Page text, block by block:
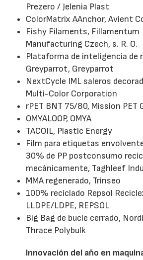
Prezero / Jelenia Plast
ColorMatrix AAnchor, Avient
Fishy Filaments, Fillamentum
Manufacturing Czech, s. R. O.
Plataforma de inteligencia de
Greyparrot, Greyparrot
NextCycle IML saleros
Multi-Color Corporation
rPET BNT 75/80, Mission PET
OMYALOOP, OMYA
TACOIL, Plastic Energy
Film para etiquetas
30% de PP postconsumo
mecánicamente, Taghleef
MMA regenerado, Trinseo
100% reciclado Repsol
LLDPE/LDPE, REPSOL
Big Bag de bucle cerrado,
Thrace Polybulk
Innovación del año en